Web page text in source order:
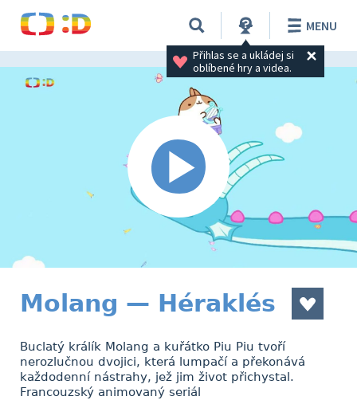
Přihlas se a ukládej si
oblíbené hry a videa.
MENU
Molang — Héraklés
Buclatý králík Molang a kuřátko Piu Piu tvoří
nerozlučnou dvojici, která lumpačí a překonává
každodenní nástrahy, jež jim život přichystal.
Francouzský animovaný seriál